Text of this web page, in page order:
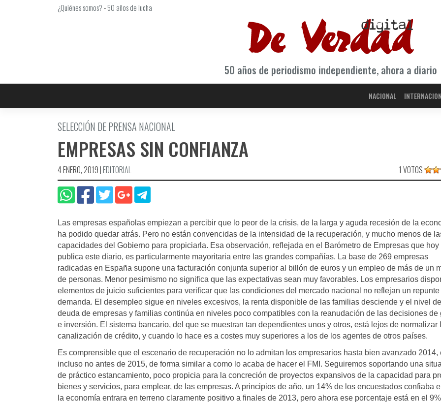
¿Quiénes somos?-50 años de lucha
50 años de periodismo independiente, ahora a diario
NACIONAL
SELECCIÓN DE PRENSA NACIONAL
EMPRESAS SIN CONFIANZA
4 ENERO, 2019|EDITORIAL 1 VOTOS
Las empresas españolas empiezan a percibir que lo peor de la crisis, de la larga y aguda recesión de la
ha podido quedar atrás. Pero no están convencidas de la intensidad de la recuperación, y mucho menos de
capacidades del Gobierno para propiciarla. Esa observación, reflejada en el Barómetro de Empresas que hoy
publica este diario, es particularmente mayoritaria entre las grandes compañías. La base de 269 empresas
radicadas en España supone una facturación conjunta superior al billón de euros y un empleo de más de un
de personas. Menor pesimismo no significa que las expectativas sean muy favorables. Los empresarios
elementos de juicio suficientes para verificar que las condiciones del mercado nacional no reflejan un
demanda. El desempleo sigue en niveles excesivos, la renta disponible de las familias desciende y el nivel de
deuda de empresas y familias continúa en niveles poco compatibles con la reanudación de las decisiones de
e inversión. El sistema bancario, del que se muestran tan dependientes unos y otros, está lejos de normalizar
canalización de crédito, y cuando lo hace es a costes muy superiores a los de los agentes de otros países.
Es comprensible que el escenario de recuperación no lo admitan los empresarios hasta bien avanzado 2014,
incluso no antes de 2015, de forma similar a como lo acaba de hacer el FMI. Seguiremos soportando una
de práctico estancamiento, poco propicia para la concreción de proyectos expansivos de la capacidad para
bienes y servicios, para emplear, de las empresas. A principios de año, un 14% de los encuestados confiaba
la economía entrara en terreno claramente positivo a finales de 2013, pero ahora ese porcentaje está en el